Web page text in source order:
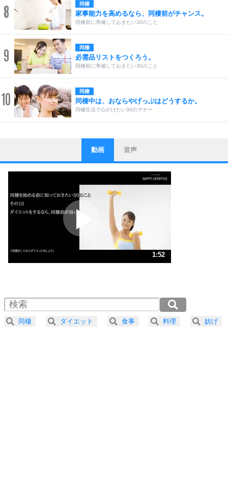
8 同棲
家事能力を高めるなら、同棲前がチャンス。
同棲前に準備しておきたい30のこと
9 同棲
必需品リストをつくろう。
同棲前に準備しておきたい30のこと
10 同棲
同棲中は、おならやげっぷはどうするか。
同棲生活で心がけたい30のマナー
1
ストレス対策
他人と比べない。
いっそのこと、他人を見ない。
いらいらしない人になる30の方法
ポジティブになれない原因は、行動しないから。
ポジティブ思考になる30の方法
人生、なんとかなるもの。
気楽に生きる30の方法
4 器の大きい人は、怒りを優しさで表現する。
動画 音声
1:52
2.0倍速 （221KB 56秒）
2.5倍速 （177KB 45秒）
3.0倍速 （148KB 37秒）
同棲 ダイエット 食事 料理 妨げ